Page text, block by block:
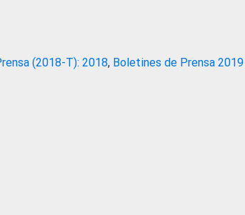
(2018-T): 2018, Boletines de Prensa 2019